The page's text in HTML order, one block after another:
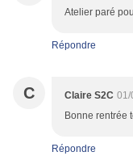
Atelier paré
Répondre
C Claire S2C 01/
Bonne rentrée
Répondre